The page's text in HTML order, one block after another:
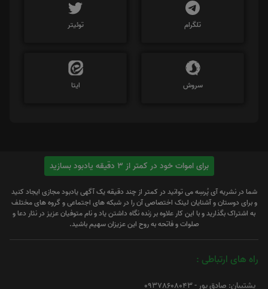
تلگرام توئیتر
سروش ایتا
برای اموات خود در کمتر از 3 دقیقه یادبود بسازید
شما در نشریه آی پُرسِه می توانید در کمتر از چند دقیقه یک آگهی یادبود مجازی ایجاد کنید
و برای دوستان و آشنایان لینک اختصاصی آن را در شبکه های اجتماعی و گروه های مختلف
به اشتراک بگذارید و با این کار علاوه بر زنده نگاه داشتن یاد و نام متوفیان عزیز در نثار دعا و
صلوات و فاتحه به روح این عزیزان سهیم باشید.
راه های ارتباطی :
پشتیبان: صادق پور - 09378608043